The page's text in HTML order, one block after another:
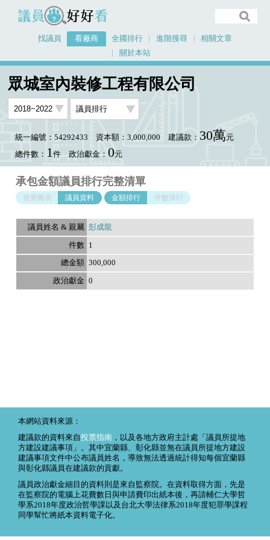
議員好好看
找議員 看廠商 全國排行 進階搜尋
相關文章
關於本站
看廠商
眾城室內裝修工程有限公司
統一編號：54292433 資本額：3,000,000 建議款： 30萬元
總件數： 1件 政治獻金： 0元
承包金額議員排行完整清單
視覺圖表 議員資料 金額排行 件數排行
彭成龍
1
300,000
0
本網站資料來源：
建議款的資料來自投票指南 ，以及各地方政府主計處「議員所提地
方建設建議事項」。其中宜蘭縣、彰化縣並無在議員所提地方建設
建議事項文件中公布議員姓名，導致無法透過統計得知每個宜蘭縣
與彰化縣議員在建議款的貢獻。
議員政治獻金細目的資料則是來自監察院。在資料取得方面，先是
在監察院的電腦上花費數日與申請費印出紙本後，再請輔仁大學哲
學系2018年度政治哲學課以及台北大學法律系2018年度犯罪學課程
同學幫忙將紙本資料電子化。